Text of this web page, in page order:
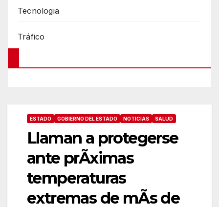
Tecnologia
Tráfico
ESTADO GOBIERNO DEL ESTADO NOTICIAS SALUD
Llaman a protegerse
ante prÃximas
temperaturas
extremas de mÃs de